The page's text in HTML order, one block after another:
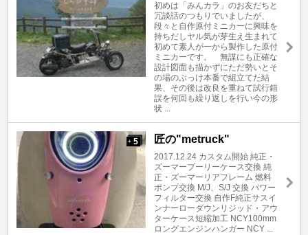
初めは「みんカラ」のお友だちと
冗談話のつもりでいましたが、
段々と自作原付ミニカーに興味を
持ちだしヤル気が芽生え生まれて
初めて素人が一から製作した原付
ミニカーです。 無謀にも正確な
設計図面も描かずにただ勢いとそ
の場のぶっけ本番で組立てた結
果、その後は改良を重ねて試行錯
誤を何回も繰り返しを行い今の形
状 ...
+ 5 匠の"metruck"
2017.12.24 カスタム開始 純正・
ズーマープーリーケース交換 純
正・ズーマーリアフレーム 燃料
ポンプ交換 M/J、S/J 交換 パワー
フィルター交換 自作F純正サスイ
ンナーローダウンリジッド・アウ
ターケース短縮加工 NCY100mm
ロングエンジンハンガー NCY ...